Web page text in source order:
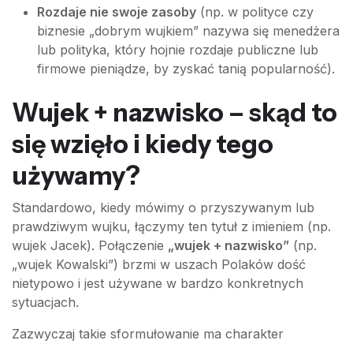
Rozdaje nie swoje zasoby (np. w polityce czy
biznesie „dobrym wujkiem” nazywa się menedżera
lub polityka, który hojnie rozdaje publiczne lub
firmowe pieniądze, by zyskać tanią popularność).
Wujek + nazwisko – skąd to
się wzięło i kiedy tego
używamy?
Standardowo, kiedy mówimy o przyszywanym lub
prawdziwym wujku, łączymy ten tytuł z imieniem (np.
wujek Jacek). Połączenie „wujek + nazwisko” (np.
„wujek Kowalski”) brzmi w uszach Polaków dość
nietypowo i jest używane w bardzo konkretnych
sytuacjach.
Zazwyczaj takie sformułowanie ma charakter